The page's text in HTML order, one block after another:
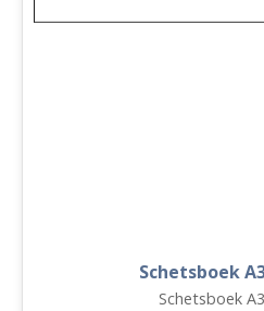
Schetsboek
Schetsboek